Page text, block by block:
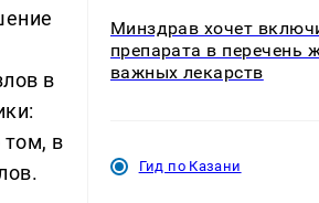
в
в
Минздрав хочет
препарата в перечень
важных лекарств
Гид по Казани